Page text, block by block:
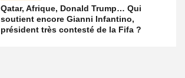
Qatar, Afrique, Donald Trump… Qui
soutient encore Gianni Infantino,
président très contesté de la Fifa ?